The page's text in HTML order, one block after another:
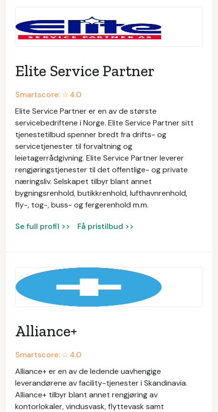
Elite Service Partner
Smartscore: ☆4.0
Elite Service Partner er en av de største
servicebedriftene i Norge. Elite Service Partner sitt
tjenestetilbud spenner bredt fra drifts- og
servicetjenester til forvaltning og
leietagerrådgivning. Elite Service Partner leverer
rengjøringstjenester til det offentlige- og private
næringsliv. Selskapet tilbyr blant annet
bygningsrenhold, butikkrenhold, lufthavnrenhold,
fly-, tog-, buss- og fergerenhold m.m.
Se full profil >> Få pristilbud >>
Alliance+
Smartscore: ☆4.0
Alliance+ er en av de ledende uavhengige
leverandørene av facility-tjenester i Skandinavia.
Alliance+ tilbyr blant annet rengjøring av
kontorlokaler, vindusvask, flyttevask samt